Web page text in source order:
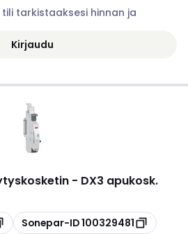
tarkistaaksesi hinnan ja
Kirjaudu
- DX3 apukosk.
Kopioi
Sonepar-ID100329481